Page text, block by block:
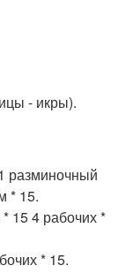
- икры).
разминочный
* 15.
15 4 рабочих *
* 15.